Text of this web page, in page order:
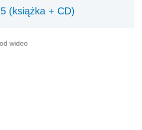
(książka + CD)
wideo